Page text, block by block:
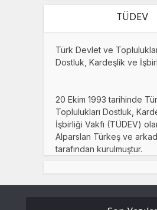
TÜDEV
Türk Devlet ve
Dostluk, Kardeşlik ve
20 Ekim 1993 tarihinde
Toplulukları Dostluk,
İşbirliği Vakfı (TÜDEV)
Alparslan Türkeş ve
tarafından kurulmuştur.